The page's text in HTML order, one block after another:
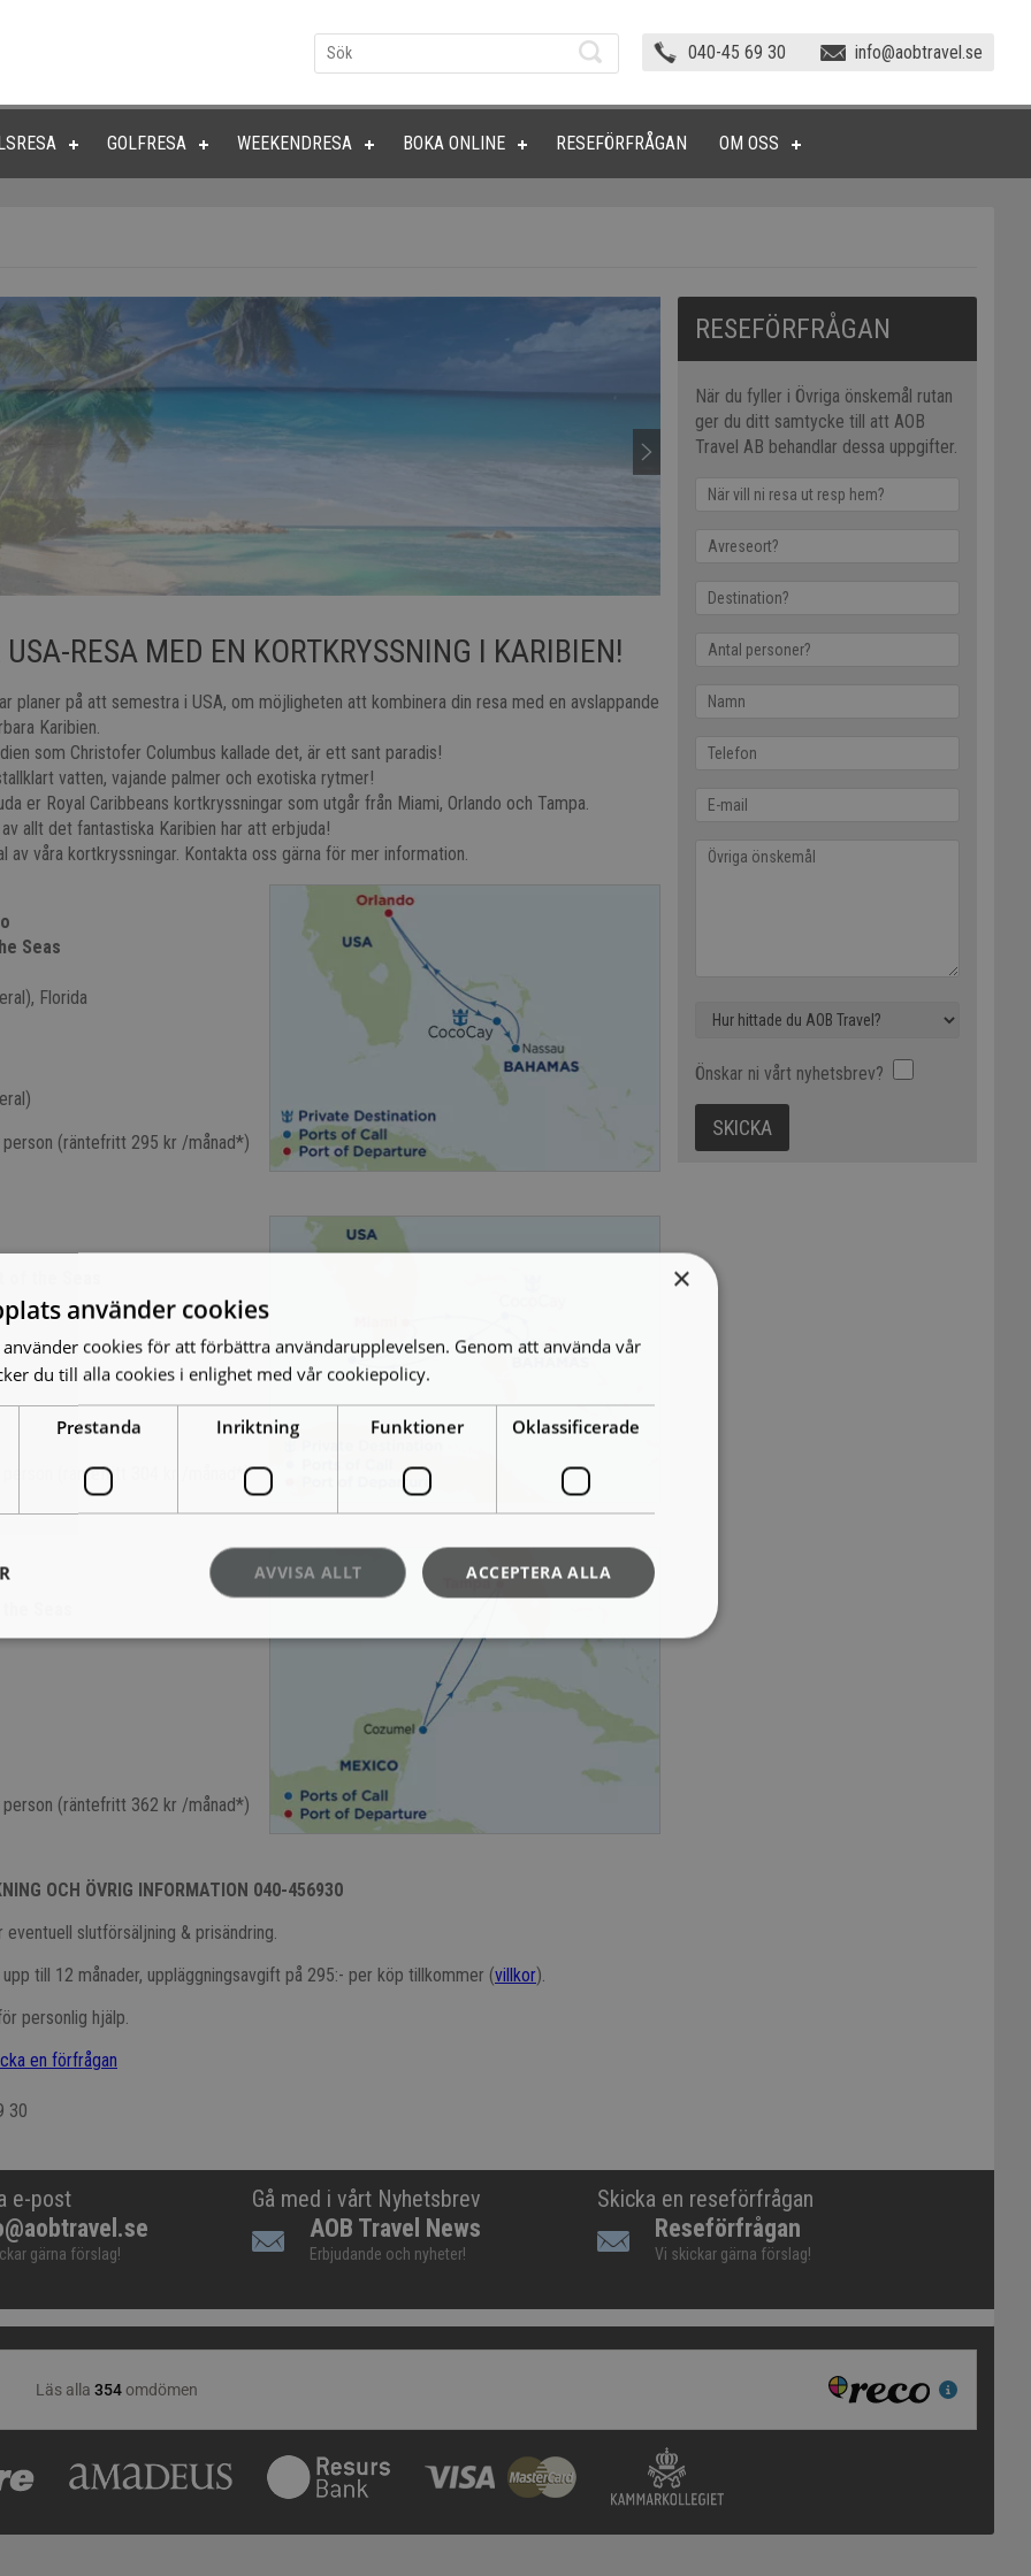
040-45 69 30 info@aobtravel.se
GOLFRESA WEEKENDRESA BOKA ONLINE RESEFÖRFRÅGAN OM OSS
USA-RESA MED EN KORTKRYSSNING I KARIBIEN!
planer på att semestra i USA, om möjligheten att kombinera din resa med en avslappande
Karibien.
som Christofer Columbus kallade det, är ett sant paradis!
vatten, vajande palmer och exotiska rytmer!
er Royal Caribbeans kortkryssningar som utgår från Miami, Orlando och Tampa.
allt det fantastiska Karibien har att erbjuda!
av våra kortkryssningar. Kontakta oss gärna för mer information.
Seas
Florida
person (räntefritt 295 kr /månad*)
(räntefritt 304 kr /månad*)
person (räntefritt 362 kr /månad*)
OCH ÖVRIG INFORMATION 040-456930
slutförsäljning & prisändring.
till 12 månader, uppläggningsavgift på 295:- per köp tillkommer (villkor).
personlig hjälp.
en förfrågan
30
RESEFÖRFRÅGAN
När du fyller i Övriga önskemål rutan
ger du ditt samtycke till att AOB
Travel AB behandlar dessa uppgifter.
Önskar ni vårt nyhetsbrev?
e-post
gärna förslag!
Gå med i vårt Nyhetsbrev
AOB Travel News
Erbjudande och nyheter!
Skicka en reseförfrågan
Reseförfrågan
Vi skickar gärna förslag!
×
använder cookies
cookies för att förbättra användarupplevelsen. Genom att använda vår
du till alla cookies i enlighet med vår cookiepolicy.
Prestanda Inriktning Funktioner Oklassificerade
ACCEPTERA ALLA
AVVISA ALLT